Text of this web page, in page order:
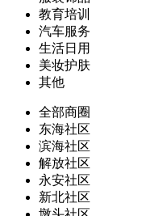
教育培训
汽车服务
生活日用
美妆护肤
其他
全部商圈
东海社区
滨海社区
解放社区
永安社区
新北社区